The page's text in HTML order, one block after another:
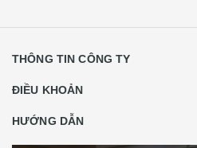
THÔNG TIN CÔNG TY
ĐIỀU KHOẢN
HƯỚNG DẪN